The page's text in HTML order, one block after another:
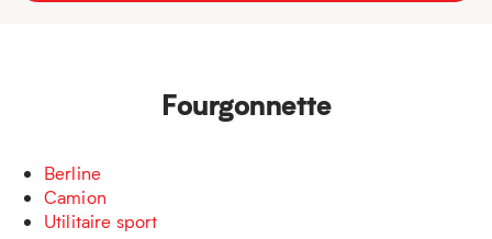
Fourgonnette
Berline
Camion
Utilitaire sport